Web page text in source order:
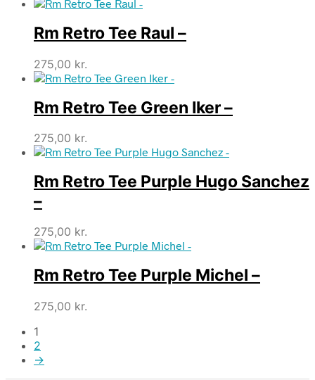
Rm Retro Tee Raul –
275,00 kr.
Rm Retro Tee Green Iker –
275,00 kr.
Rm Retro Tee Purple Hugo Sanchez
–
275,00 kr.
Rm Retro Tee Purple Michel –
275,00 kr.
1
2
→